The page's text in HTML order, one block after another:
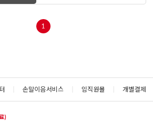
1
손말이음서비스 임직원몰 개별결제
)